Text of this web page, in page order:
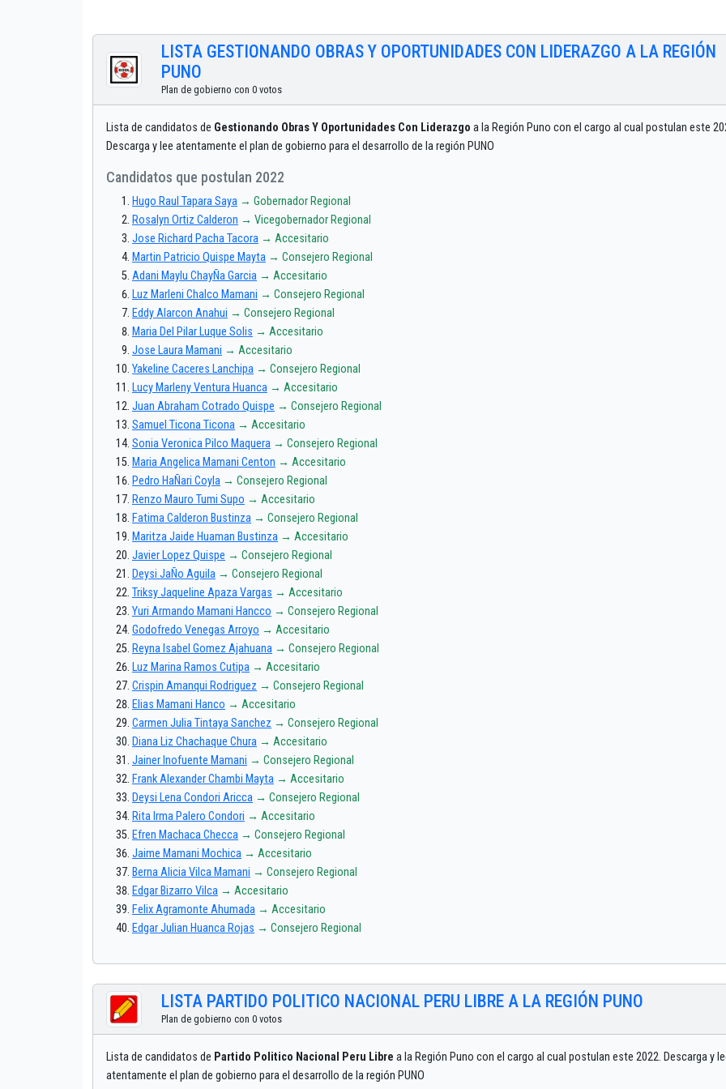
LISTA GESTIONANDO OBRAS Y OPORTUNIDADES CON LIDERAZGO A LA REGIÓN
PUNO
Plan de gobierno con 0 votos
Lista de candidatos de Gestionando Obras Y Oportunidades Con Liderazgo a la Región Puno con el cargo al cual postulan este
Descarga y lee atentamente el plan de gobierno para el desarrollo de la región PUNO
Candidatos que postulan 2022
Hugo Raul Tapara Saya → Gobernador Regional
Rosalyn Ortiz Calderon → Vicegobernador Regional
Jose Richard Pacha Tacora → Accesitario
Martin Patricio Quispe Mayta → Consejero Regional
Adani Maylu ChayÑa Garcia → Accesitario
Luz Marleni Chalco Mamani → Consejero Regional
Eddy Alarcon Anahui → Consejero Regional
Maria Del Pilar Luque Solis → Accesitario
Jose Laura Mamani → Accesitario
Yakeline Caceres Lanchipa → Consejero Regional
Lucy Marleny Ventura Huanca → Accesitario
Juan Abraham Cotrado Quispe → Consejero Regional
Samuel Ticona Ticona → Accesitario
Sonia Veronica Pilco Maquera → Consejero Regional
Maria Angelica Mamani Centon → Accesitario
Pedro HaÑari Coyla → Consejero Regional
Renzo Mauro Tumi Supo → Accesitario
Fatima Calderon Bustinza → Consejero Regional
Maritza Jaide Huaman Bustinza → Accesitario
Javier Lopez Quispe → Consejero Regional
Deysi JaÑo Aguila → Consejero Regional
Triksy Jaqueline Apaza Vargas → Accesitario
Yuri Armando Mamani Hancco → Consejero Regional
Godofredo Venegas Arroyo → Accesitario
Reyna Isabel Gomez Ajahuana → Consejero Regional
Luz Marina Ramos Cutipa → Accesitario
Crispin Amanqui Rodriguez → Consejero Regional
Elias Mamani Hanco → Accesitario
Carmen Julia Tintaya Sanchez → Consejero Regional
Diana Liz Chachaque Chura → Accesitario
Jainer Inofuente Mamani → Consejero Regional
Frank Alexander Chambi Mayta → Accesitario
Deysi Lena Condori Aricca → Consejero Regional
Rita Irma Palero Condori → Accesitario
Efren Machaca Checca → Consejero Regional
Jaime Mamani Mochica → Accesitario
Berna Alicia Vilca Mamani → Consejero Regional
Edgar Bizarro Vilca → Accesitario
Felix Agramonte Ahumada → Accesitario
Edgar Julian Huanca Rojas → Consejero Regional
LISTA PARTIDO POLITICO NACIONAL PERU LIBRE A LA REGIÓN PUNO
Plan de gobierno con 0 votos
Lista de candidatos de Partido Politico Nacional Peru Libre a la Región Puno con el cargo al cual postulan este 2022. Descarga y
atentamente el plan de gobierno para el desarrollo de la región PUNO